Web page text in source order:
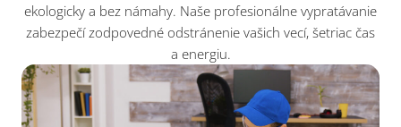
ekologicky a bez námahy. Naše profesionálne vypratávanie
zabezpečí zodpovedné odstránenie vašich vecí, šetriac čas
a energiu.